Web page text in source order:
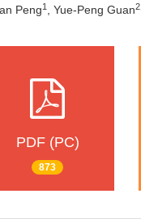
Peng1 , Yue-Peng Guan2
PDF (PC)
873